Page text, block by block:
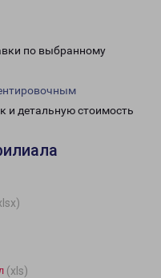
по выбранному
и детальную стоимость
(xls)